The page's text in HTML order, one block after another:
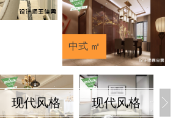
中式 ㎡
现代风格 现代风格